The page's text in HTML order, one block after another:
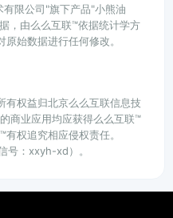
限公司"旗下产品"小熊油
，由么么互联™依据统计学方
始数据进行任何修改。
有权益归北京么么互联信息技
商业应用均应获得么么互联™
权追究相应侵权责任。
号：xxyh-xd）。